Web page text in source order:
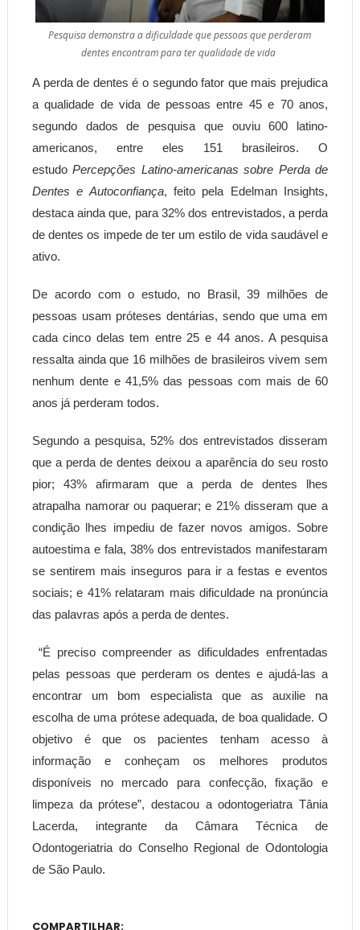
Pesquisa demonstra a dificuldade que pessoas que perderam
dentes encontram para ter qualidade de vida
A perda de dentes é o segundo fator que mais prejudica
a qualidade de vida de pessoas entre 45 e 70 anos,
segundo dados de pesquisa que ouviu 600 latino-
americanos, entre eles 151 brasileiros. O
estudoPercepções Latino-americanas sobre Perda de
Dentes e Autoconfiança, feito pela Edelman Insights,
destaca ainda que, para 32% dos entrevistados, a perda
de dentes os impede de ter um estilo de vida saudável e
ativo.
De acordo com o estudo, no Brasil, 39 milhões de
pessoas usam próteses dentárias, sendo que uma em
cada cinco delas tem entre 25 e 44 anos. A pesquisa
ressalta ainda que 16 milhões de brasileiros vivem sem
nenhum dente e 41,5% das pessoas com mais de 60
anos já perderam todos.
Segundo a pesquisa, 52% dos entrevistados disseram
que a perda de dentes deixou a aparência do seu rosto
pior; 43% afirmaram que a perda de dentes lhes
atrapalha namorar ou paquerar; e 21% disseram que a
condição lhes impediu de fazer novos amigos. Sobre
autoestima e fala, 38% dos entrevistados manifestaram
se sentirem mais inseguros para ir a festas e eventos
sociais; e 41% relataram mais dificuldade na pronúncia
das palavras após a perda de dentes.
“É preciso compreender as dificuldades enfrentadas
pelas pessoas que perderam os dentes e ajudá-las a
encontrar um bom especialista que as auxilie na
escolha de uma prótese adequada, de boa qualidade. O
objetivo é que os pacientes tenham acesso à
informação e conheçam os melhores produtos
disponíveis no mercado para confecção, fixação e
limpeza da prótese”, destacou a odontogeriatra Tânia
Lacerda, integrante da Câmara Técnica de
Odontogeriatria do Conselho Regional de Odontologia
de São Paulo.
COMPARTILHAR: